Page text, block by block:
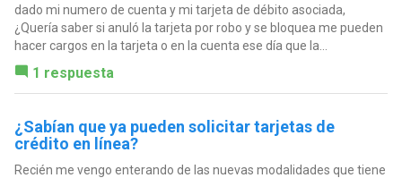
dado mi numero de cuenta y mi tarjeta de débito asociada,
¿Quería saber si anuló la tarjeta por robo y se bloquea me pueden
hacer cargos en la tarjeta o en la cuenta ese día que la...
1 respuesta
¿Sabían que ya pueden solicitar tarjetas de
crédito en línea?
Recién me vengo enterando de las nuevas modalidades que tiene